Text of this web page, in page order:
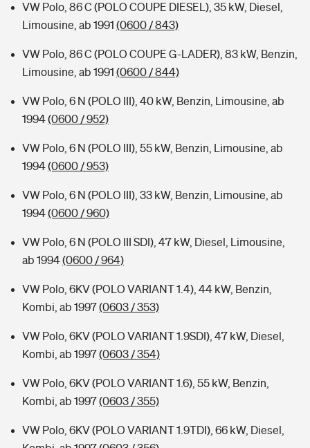
VW Polo, 86 C (POLO COUPE DIESEL), 35 kW, Diesel,
Limousine, ab 1991 (0600 / 843)
VW Polo, 86 C (POLO COUPE G-LADER), 83 kW, Benzin,
Limousine, ab 1991 (0600 / 844)
VW Polo, 6 N (POLO III), 40 kW, Benzin, Limousine, ab
1994(0600 / 952)
VW Polo, 6 N (POLO III), 55 kW, Benzin, Limousine, ab
1994(0600 / 953)
VW Polo, 6 N (POLO III), 33 kW, Benzin, Limousine, ab
1994(0600 / 960)
VW Polo, 6 N (POLO III SDI), 47 kW, Diesel, Limousine,
ab 1994(0600 / 964)
VW Polo, 6KV (POLO VARIANT 1.4), 44 kW, Benzin,
Kombi, ab 1997(0603 / 353)
VW Polo, 6KV (POLO VARIANT 1.9SDI), 47 kW, Diesel,
Kombi, ab 1997(0603 / 354)
VW Polo, 6KV (POLO VARIANT 1.6), 55 kW, Benzin,
Kombi, ab 1997(0603 / 355)
VW Polo, 6KV (POLO VARIANT 1.9TDI), 66 kW, Diesel,